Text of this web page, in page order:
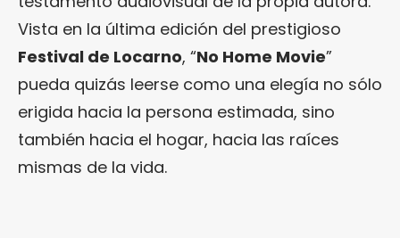
Vista en la última edición del prestigioso
Festival de Locarno, “No Home Movie”
pueda quizás leerse como una elegía no sólo
erigida hacia la persona estimada, sino
también hacia el hogar, hacia las raíces
mismas de la vida.